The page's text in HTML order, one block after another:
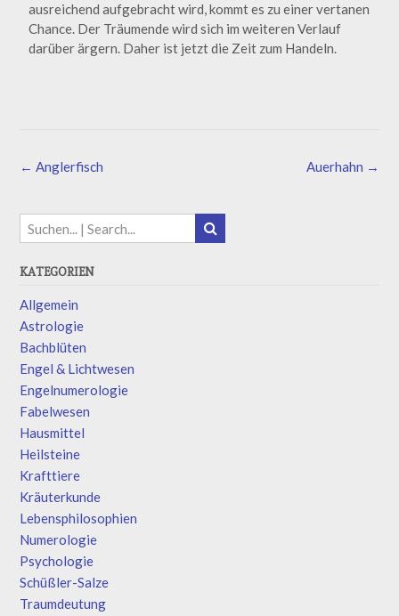
ausreichend aufgebracht wird, kommt es zu einer vertanen
Chance. Der Träumende wird sich im weiteren Verlauf
darüber ärgern. Daher ist jetzt die Zeit zum Handeln.
Auerhahn →
← Anglerfisch
KATEGORIEN
Allgemein
Astrologie
Bachblüten
Engel & Lichtwesen
Engelnumerologie
Fabelwesen
Hausmittel
Heilsteine
Krafttiere
Kräuterkunde
Lebensphilosophien
Numerologie
Psychologie
Schüßler-Salze
Traumdeutung